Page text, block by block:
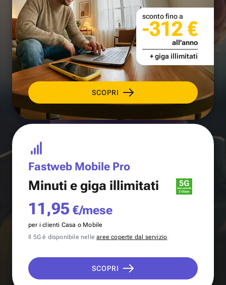
SCOPRI
sconto fino a
-312 €
all'anno
+ giga illimitati
Fastweb Mobile Pro
Minuti e giga illimitati
11,95 €/mese
per i clienti Casa o Mobile
Il 5G è disponibile nellearee coperte dal servizio.
SCOPRI